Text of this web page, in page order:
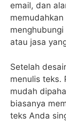
email, dan
atau jasa
Setelah
menulis teks.
mudah
biasanya
teks Anda